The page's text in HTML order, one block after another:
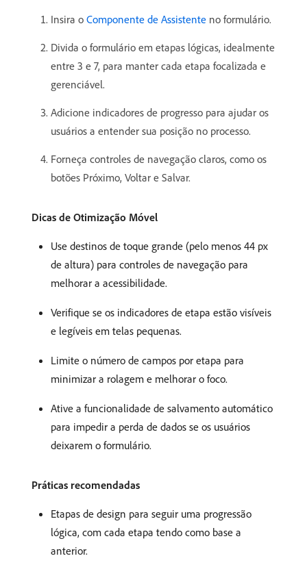
Insira o Componente de Assistente no formulário.
Divida o formulário em etapas lógicas, idealmente
entre 3 e 7, para manter cada etapa focalizada e
gerenciável.
Adicione indicadores de progresso para ajudar os
usuários a entender sua posição no processo.
Forneça controles de navegação claros, como os
botões Próximo, Voltar e Salvar.
Dicas de Otimização Móvel
Use destinos de toque grande (pelo menos 44 px
de altura) para controles de navegação para
melhorar a acessibilidade.
Verifique se os indicadores de etapa estão visíveis
e legíveis em telas pequenas.
Limite o número de campos por etapa para
minimizar a rolagem e melhorar o foco.
Ative a funcionalidade de salvamento automático
para impedir a perda de dados se os usuários
deixarem o formulário.
Práticas recomendadas
Etapas de design para seguir uma progressão
lógica, com cada etapa tendo como base a
anterior.